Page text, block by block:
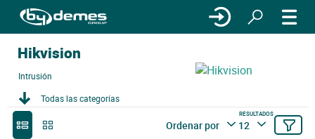
Hikvision
Intrusión
Todas las categorías
Ordenar por
RESULTADOS
12